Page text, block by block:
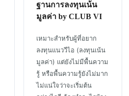
ฐานการลงทุนเน้น
มูลค่า by CLUB VI
เหมาะสำหรับผู้ที่อยาก
ลงทุนแนววีไอ (ลงทุนเน้น
มูลค่า) แต่ยังไม่มีพื้นความ
รู้ หรือพื้นความรู้ยังไม่มาก
ไม่แน่ใจว่าจะเริ่มต้น